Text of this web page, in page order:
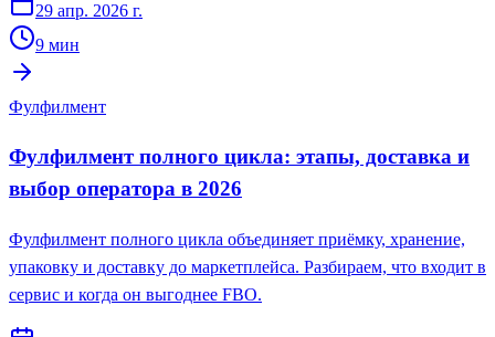
29 апр. 2026 г.
9 мин
Фулфилмент
Фулфилмент полного цикла: этапы, доставка и
выбор оператора в 2026
Фулфилмент полного цикла объединяет приёмку, хранение,
упаковку и доставку до маркетплейса. Разбираем, что входит в
сервис и когда он выгоднее FBO.